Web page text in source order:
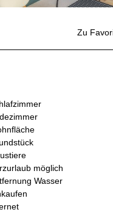
möglich
Wasser
Zu